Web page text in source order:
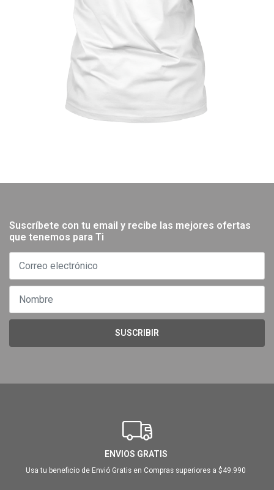
Suscríbete con tu email y recibe las mejores ofertas
que tenemos para Ti
SUSCRIBIR
ENVIOS GRATIS
Usa tu beneficio de Envió Gratis en Compras superiores a $49.990